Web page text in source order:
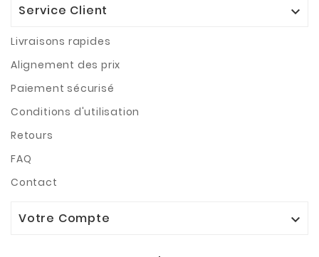
Service Client 
Livraisons rapides
Alignement des prix
Paiement sécurisé
Conditions d'utilisation
Retours
FAQ
Contact
Votre Compte 